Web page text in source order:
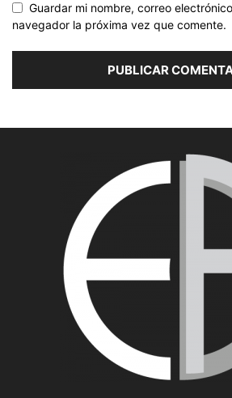
Guardar mi nombre, correo
navegador la próxima vez que comente.